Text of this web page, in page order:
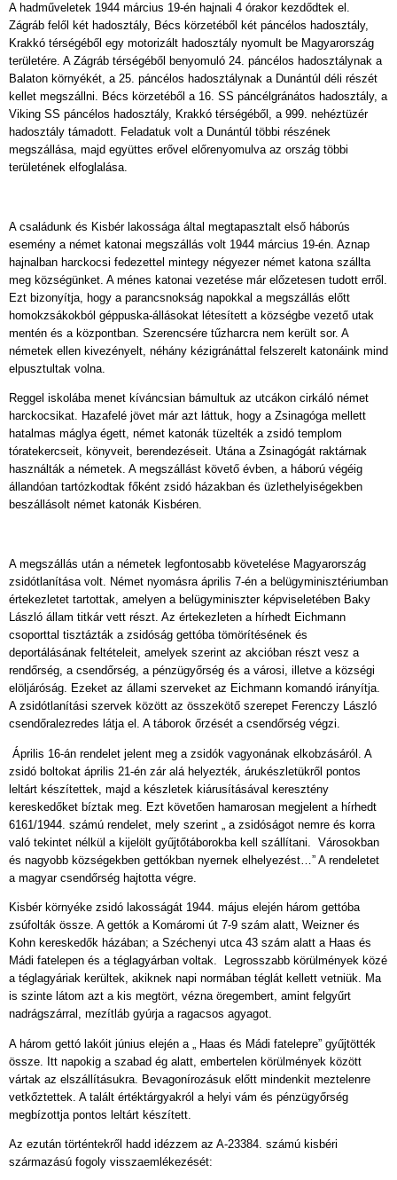
A hadműveletek 1944 március 19-én hajnali 4 órakor kezdődtek el.
Zágráb felől két hadosztály, Bécs körzetéből két páncélos hadosztály,
Krakkó térségéből egy motorizált hadosztály nyomult be Magyarország
területére. A Zágráb térségéből benyomuló 24. páncélos hadosztálynak a
Balaton környékét, a 25. páncélos hadosztálynak a Dunántúl déli részét
kellet megszállni. Bécs körzetéből a 16. SS páncélgránátos hadosztály, a
Viking SS páncélos hadosztály, Krakkó térségéből, a 999. nehéztüzér
hadosztály támadott. Feladatuk volt a Dunántúl többi részének
megszállása, majd együttes erővel előrenyomulva az ország többi
területének elfoglalása.
A családunk és Kisbér lakossága által megtapasztalt első háborús
esemény a német katonai megszállás volt 1944 március 19-én. Aznap
hajnalban harckocsi fedezettel mintegy négyezer német katona szállta
meg községünket. A ménes katonai vezetése már előzetesen tudott erről.
Ezt bizonyítja, hogy a parancsnokság napokkal a megszállás előtt
homokzsákokból géppuska-állásokat létesített a községbe vezető utak
mentén és a központban. Szerencsére tűzharcra nem került sor. A
németek ellen kivezényelt, néhány kézigránáttal felszerelt katonáink mind
elpusztultak volna.
Reggel iskolába menet kíváncsian bámultuk az utcákon cirkáló német
harckocsikat. Hazafelé jövet már azt láttuk, hogy a Zsinagóga mellett
hatalmas máglya égett, német katonák tüzelték a zsidó templom
tóratekercseit, könyveit, berendezéseit. Utána a Zsinagógát raktárnak
használták a németek. A megszállást követő évben, a háború végéig
állandóan tartózkodtak főként zsidó házakban és üzlethelyiségekben
beszállásolt német katonák Kisbéren.
A megszállás után a németek legfontosabb követelése Magyarország
zsidótlanítása volt. Német nyomásra április 7-én a belügyminisztériumban
értekezletet tartottak, amelyen a belügyminiszter képviseletében Baky
László állam titkár vett részt. Az értekezleten a hírhedt Eichmann
csoporttal tisztázták a zsidóság gettóba tömörítésének és
deportálásának feltételeit, amelyek szerint az akcióban részt vesz a
rendőrség, a csendőrség, a pénzügyőrség és a városi, illetve a községi
elöljáróság. Ezeket az állami szerveket az Eichmann komandó irányítja.
A zsidótlanítási szervek között az összekötő szerepet Ferenczy László
csendőralezredes látja el. A táborok őrzését a csendőrség végzi.
Április 16-án rendelet jelent meg a zsidók vagyonának elkobzásáról. A
zsidó boltokat április 21-én zár alá helyezték, árukészletükről pontos
leltárt készítettek, majd a készletek kiárusításával keresztény
kereskedőket bíztak meg. Ezt követően hamarosan megjelent a hírhedt
6161/1944. számú rendelet, mely szerint „ a zsidóságot nemre és korra
való tekintet nélkül a kijelölt gyűjtőtáborokba kell szállítani. Városokban
és nagyobb községekben gettókban nyernek elhelyezést…” A rendeletet
a magyar csendőrség hajtotta végre.
Kisbér környéke zsidó lakosságát 1944. május elején három gettóba
zsúfolták össze. A gettók a Komáromi út 7-9 szám alatt, Weizner és
Kohn kereskedők házában; a Széchenyi utca 43 szám alatt a Haas és
Mádi fatelepen és a téglagyárban voltak. Legrosszabb körülmények közé
a téglagyáriak kerültek, akiknek napi normában téglát kellett vetniük. Ma
is szinte látom azt a kis megtört, vézna öregembert, amint felgyűrt
nadrágszárral, mezítláb gyúrja a ragacsos agyagot.
A három gettó lakóit június elején a „ Haas és Mádi fatelepre” gyűjtötték
össze. Itt napokig a szabad ég alatt, embertelen körülmények között
vártak az elszállításukra. Bevagonírozásuk előtt mindenkit meztelenre
vetkőztettek. A talált értéktárgyakról a helyi vám és pénzügyőrség
megbízottja pontos leltárt készített.
Az ezután történtekről hadd idézzem az A-23384. számú kisbéri
származású fogoly visszaemlékezését: